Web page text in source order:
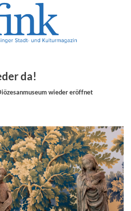
da!
wieder eröffnet